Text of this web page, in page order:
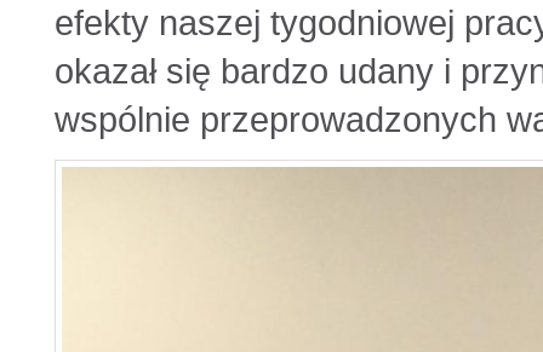
efekty naszej tygodniowej
okazał się bardzo udany i
wspólnie przeprowadzonych